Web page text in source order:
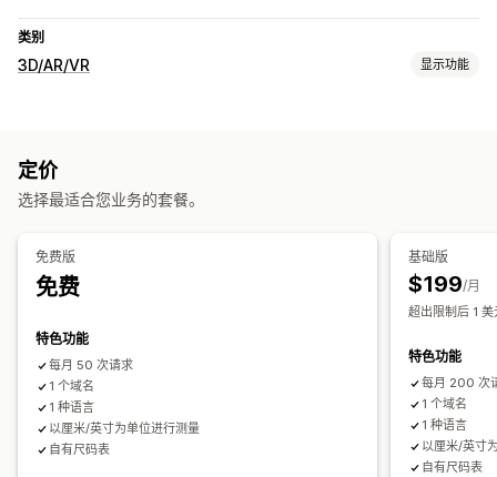
类别
3D/AR/VR 显示功能
定价
选择最适合您业务的套餐。
免费版
免费
特色功能
每月 50 次请求
1 个域名
1 种语言
以厘米/英寸为单位进行测量
自有尺码表
基础版
$199/月
超出限制后 1
特色功能
每月 200 次
1 个域名
1 种语言
以厘米/英寸
自有尺码表